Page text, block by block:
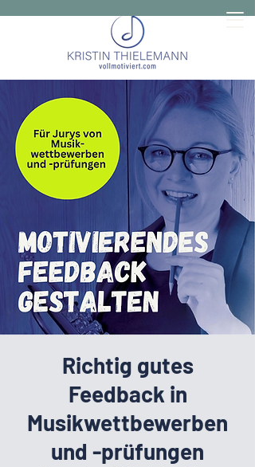
Richtig gutes
Feedback in
Musikwettbewerben
und -prüfungen